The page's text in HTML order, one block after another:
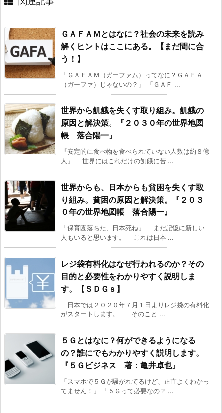
ＧＡＦＡＭとはなに？社会の未来を読み
解くヒントはここにある。【まだ間に合
う！】
「ＧＡＦＡＭ（ガーファム）ってなに？ＧＡＦＡ
（ガーファ）じゃないの？」 「ＧＡＦ ...
世界から飢餓を失くす取り組み。飢餓の
原因と解決策。『２０３０年の世界地図
帳 落合陽一』
『安定的に食べ物を食べられていない人数は約８億
人』 世界にはこれだけの飢餓に苦 ...
世界からも、日本からも貧困を失くす取
り組み。貧困の原因と解決策。『２０３
０年の世界地図帳 落合陽一』
「保育園落ちた、日本死ね」 まだ記憶に新しい
人もいると思います。 これは日本 ...
レジ袋有料化はなぜ行われるのか？その
目的と必要性をわかりやすく説明しま
す。【ＳＤＧｓ】
日本では２０２０年７月１日よりレジ袋の有料化
がスタートします。 そのこと ...
５Ｇとはなに？何ができるようになる
の？誰にでもわかりやすく説明します。
『５Ｇビジネス 著：亀井卓也』
「スマホで５Ｇが騒がれてるけど、正直よくわかっ
てません！」 「５Ｇって必要なの？ ...